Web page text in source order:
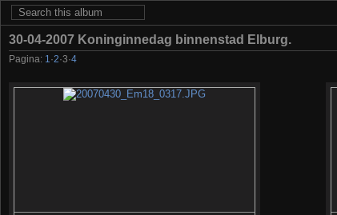
30-04-2007 Koninginnedag binnenstad Elburg.
Pagina: 1 ·2·3·4